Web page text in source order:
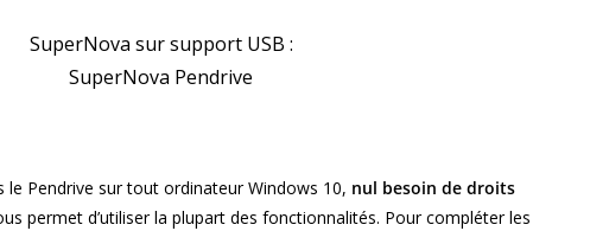
SuperNova sur support USB :
SuperNova Pendrive
le Pendrive sur tout ordinateur Windows 10, nul besoin de droits
permet d’utiliser la plupart des fonctionnalités. Pour compléter les